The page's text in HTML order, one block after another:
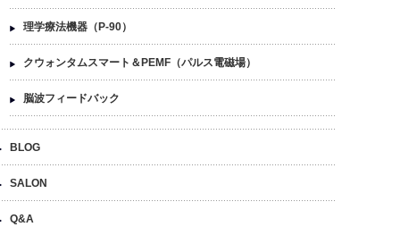
理学療法機器（P-90）
クウォンタムスマート＆PEMF（パルス電磁場）
脳波フィードバック
BLOG
SALON
Q&A